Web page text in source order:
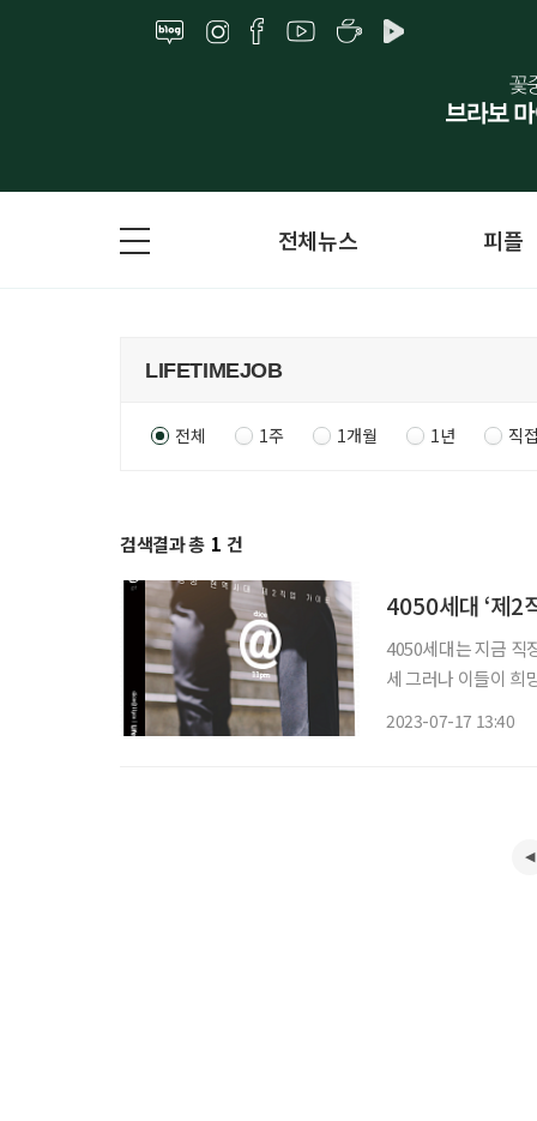
전체뉴스 피플
전체 1주 1개월 1년 직
검색결과 총 1 건
4050세대 ‘제2
4050세대는 지금 직
세 그러나 이들이 희
2023-07-17 13:40